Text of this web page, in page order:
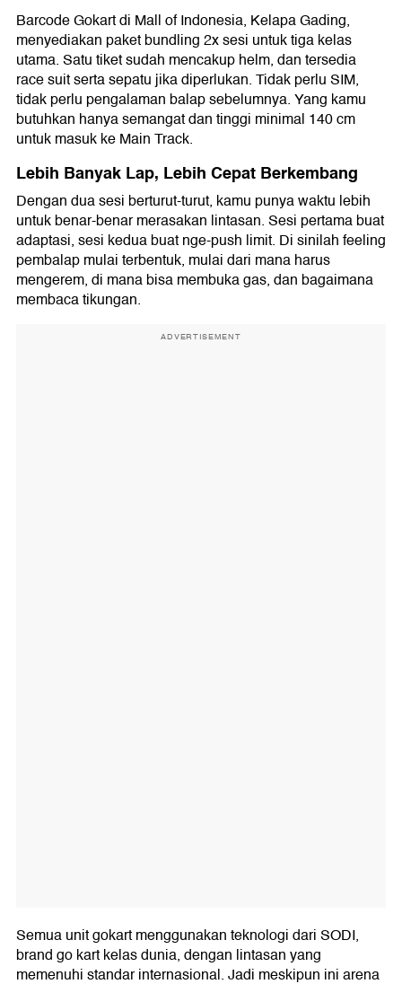
Barcode Gokartdi Mall of Indonesia, Kelapa Gading,
menyediakan paket bundling 2x sesi untuk tiga kelas
utama. Satu tiket sudah mencakup helm, dan tersedia
race suit serta sepatu jika diperlukan. Tidak perlu SIM,
tidak perlu pengalaman balap sebelumnya. Yang kamu
butuhkan hanya semangat dan tinggi minimal 140 cm
untuk masuk ke Main Track.
Lebih Banyak Lap, Lebih Cepat Berkembang
Dengan dua sesi berturut-turut, kamu punya waktu lebih
untuk benar-benar merasakan lintasan. Sesi pertama buat
adaptasi, sesi kedua buat nge-push limit. Di sinilah feeling
pembalap mulai terbentuk, mulai dari mana harus
mengerem, di mana bisa membuka gas, dan bagaimana
membaca tikungan.
ADVERTISEMENT
Semua unit gokart menggunakan teknologi dariSODI,
brand go kart kelas dunia, dengan lintasan yang
memenuhi standar internasional. Jadi meskipun ini arena